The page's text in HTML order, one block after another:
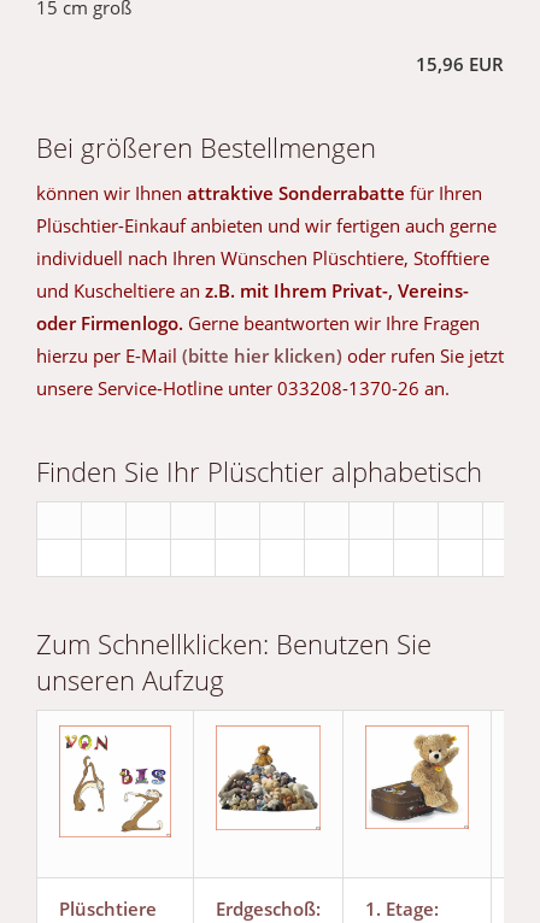
15 cm groß
15,96 EUR
Bei größeren Bestellmengen
können wir Ihnen attraktive Sonderrabatte für Ihren
Plüschtier-Einkauf anbieten und wir fertigen auch gerne
individuell nach Ihren Wünschen Plüschtiere, Stofftiere
und Kuscheltiere an z.B. mit Ihrem Privat-, Vereins-
oder Firmenlogo. Gerne beantworten wir Ihre Fragen
hierzu per E-Mail (bitte hier klicken) oder rufen Sie jetzt
unsere Service-Hotline unter 033208-1370-26 an.
Finden Sie Ihr Plüschtier alphabetisch
Zum Schnellklicken: Benutzen Sie
unseren Aufzug
Plüschtiere
Erdgeschoß:
1. Etage: